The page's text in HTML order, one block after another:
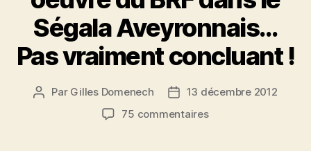
Ségala Aveyronnais…
Pas vraiment concluant !
Auteur
Par Gilles Domenech
Date13 décembre 2012
75 commentairessur